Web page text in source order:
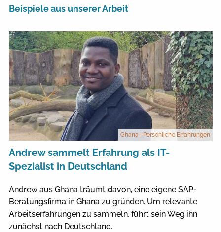
Beispiele aus unserer Arbeit
Ghana | Persönliche Erfahrungen
Andrew sammelt Erfahrung als IT-
Spezialist in Deutschland
Andrew aus Ghana träumt davon, eine eigene SAP-
Beratungsfirma in Ghana zu gründen. Um relevante
Arbeitserfahrungen zu sammeln, führt sein Weg ihn
zunächst nach Deutschland.